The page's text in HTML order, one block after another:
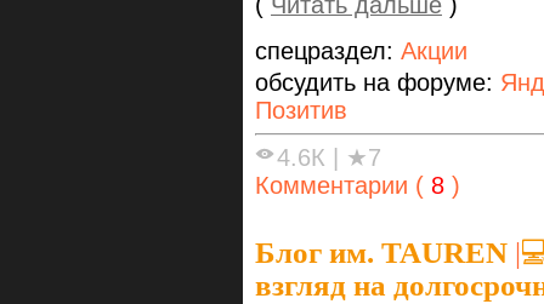
спецраздел: Акции
обсудить на форуме:
Позитив
4.6К
★7
Комментарии ( 8 )
Блог им. TAUREN |
взгляд на